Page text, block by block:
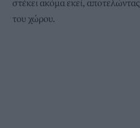
του χώρου.